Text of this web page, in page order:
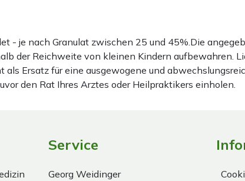
- je nach Granulat zwischen 25 und 45%.Die
der Reichweite von kleinen Kindern aufbewahren.
Ersatz für eine ausgewogene und
den Rat Ihres Arztes oder Heilpraktikers einholen.
Service
Georg Weidinger